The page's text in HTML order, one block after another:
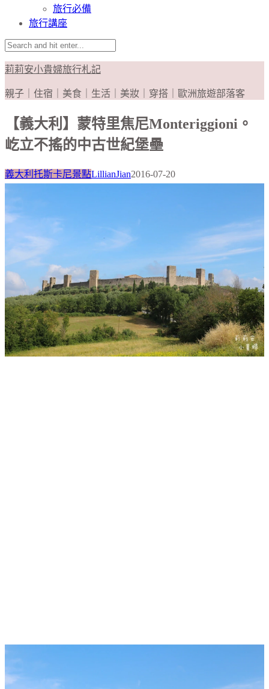
旅行必備
旅行講座
莉莉安小貴婦旅行札記
親子｜住宿｜美食｜生活｜美妝｜穿搭｜歐洲旅遊部落客
【義大利】蒙特里焦尼Monteriggioni。
屹立不搖的中古世紀堡壘
義大利托斯卡尼景點LillianJian2016-07-20